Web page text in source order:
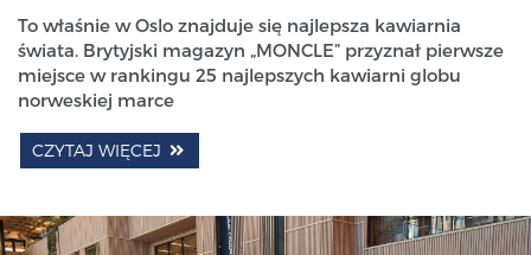
To właśnie w Oslo znajduje się najlepsza kawiarnia
świata. Brytyjski magazyn „MONCLE” przyznał pierwsze
miejsce w rankingu 25 najlepszych kawiarni globu
norweskiej marce
CZYTAJ WIĘCEJ